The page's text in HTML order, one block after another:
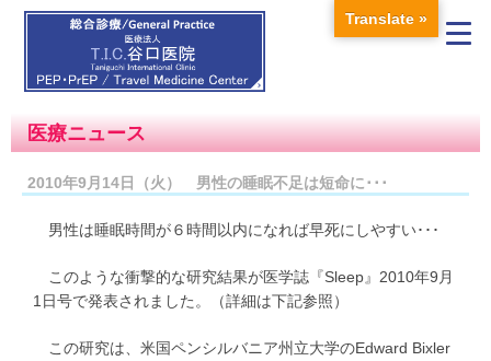
医療ニュース
2010年9月14日（火） 男性の睡眠不足は短命に･･･
男性は睡眠時間が６時間以内になれば早死にしやすい･･･
このような衝撃的な研究結果が医学誌『Sleep』2010年9月
1日号で発表されました。（詳細は下記参照）
この研究は、米国ペンシルバニア州立大学のEdward Bixler
Translate »